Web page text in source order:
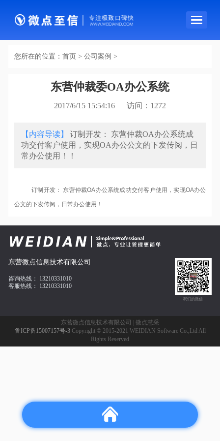
导
您所在的位置： 首页 > 公司案例 >
东营仲裁委OA办公系统
2017/6/15 15:54:16 访问： 1272
【内容导读】
订制开发： 东营仲裁OA办公系统成
功交付客户使用，实现OA办公公文的下发传阅，日
常办公使用！！
订制开发： 东营仲裁OA办公系统成功交付客户使用，实现OA办公
公文的下发传阅，日常办公使用！
东营微点信息技术有限公司
咨询热线：
13210331010
客服热线：
13210331010
我们的微信
东营微点信息技术有限公司 | 微点慧采
鲁ICP备15007157号-3 Copyright © 2015-2021 WEIDIAN Software Co.,Ltd All
Rights Reserved